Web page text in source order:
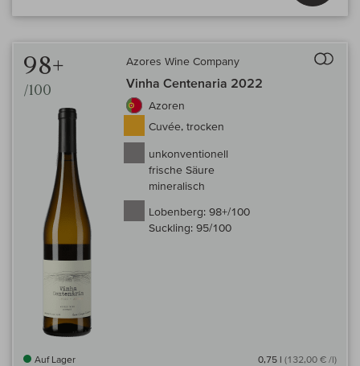
98+
/100
Azores Wine Company
Vinha Centenaria 2022
Azoren
Cuvée, trocken
unkonventionell
frische Säure
mineralisch
Lobenberg: 98+/100
Suckling: 95/100
Auf Lager 0,75 l (132,00 € /l)